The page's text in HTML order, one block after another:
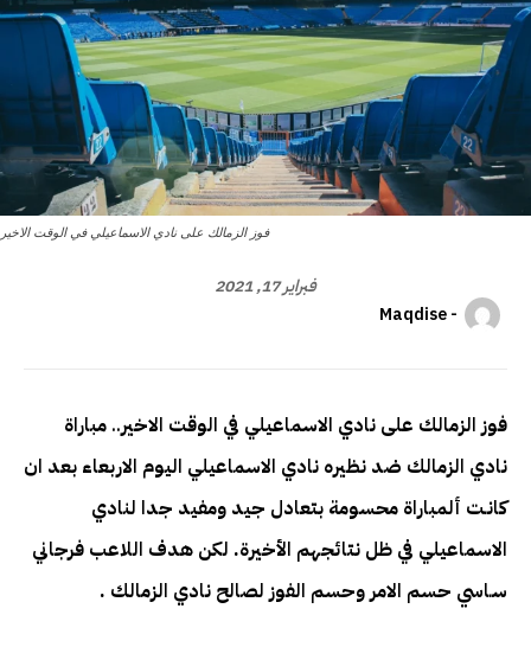
فوز الزمالك على نادي الاسماعيلي في الوقت الاخير
فبراير 17, 2021
- Maqdise
فوز الزمالك على نادي الاسماعيلي في الوقت الاخير.. مباراة
نادي الزمالك ضد نظيره نادي الاسماعيلي اليوم الاربعاء بعد ان
كانـت ألمباراة محسومة بتعادل جيد ومفيد جدا لنادي
الاسماعيلي في ظل نتائجهم الأخيرة. لكن هدف اللاعب فرجاني
سـاسي حسم الامر وحسم الفوز لصالح نادي الزمالك .